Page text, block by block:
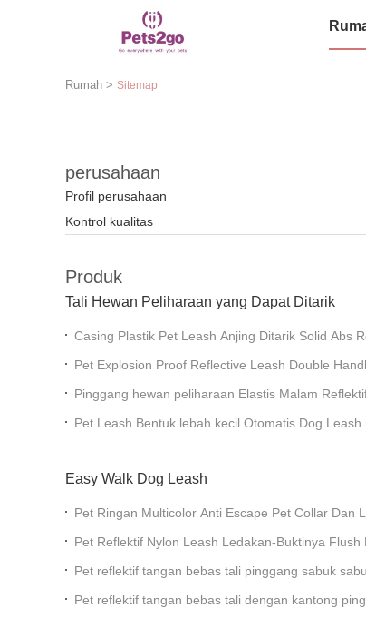
Rumah > Sitemap
perusahaan
Profil perusahaan
Kontrol kualitas
Produk
Tali Hewan Peliharaan yang Dapat Ditarik
Casing Plastik Pet Leash Anjing Ditarik Solid Abs
Pet Explosion Proof Reflective Leash Double
Pinggang hewan peliharaan Elastis Malam
Pet Leash Bentuk lebah kecil Otomatis Dog Leash
Easy Walk Dog Leash
Pet Ringan Multicolor Anti Escape Pet Collar Dan
Pet Reflektif Nylon Leash Ledakan-Buktinya
Pet reflektif tangan bebas tali pinggang sabuk
Pet reflektif tangan bebas tali dengan kantong